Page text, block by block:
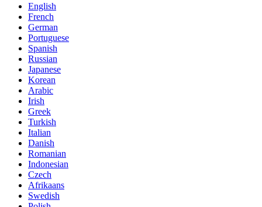
English
French
German
Portuguese
Spanish
Russian
Japanese
Korean
Arabic
Irish
Greek
Turkish
Italian
Danish
Romanian
Indonesian
Czech
Afrikaans
Swedish